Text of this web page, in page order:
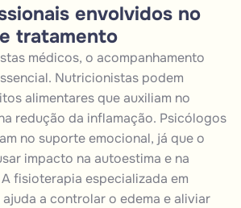
envolvidos no
tratamento
médicos, o acompanhamento
Nutricionistas podem
alimentares que auxiliam no
redução da inflamação. Psicólogos
no suporte emocional, já que o
impacto na autoestima e na
fisioterapia especializada em
a controlar o edema e aliviar